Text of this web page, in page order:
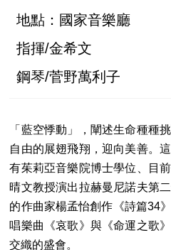
地點：國家音樂廳
指揮/金希文
鋼琴/菅野萬利子
「藍空悸動」，闡述生命種種
自由的展翅飛翔，迎向美善。
有茱莉亞音樂院博士學位、目
晴文教授演出拉赫曼尼諾夫第
的作曲家楊孟怡創作《詩篇34
唱樂曲《哀歌》與《命運之歌
交織的盛會。